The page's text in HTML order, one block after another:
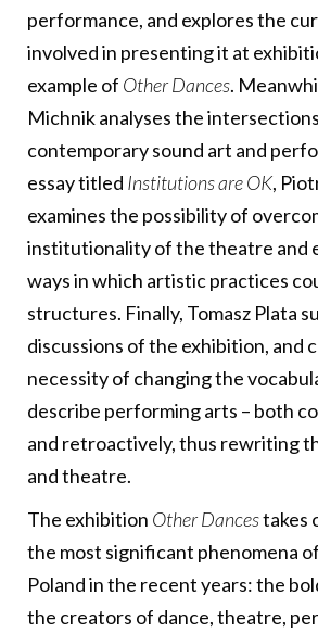
performance, and explores the
involved in presenting it at
example of Other Dances.
Michnik analyses the
contemporary sound art and
essay titled Institutions are OK,
examines the possibility of
institutionality of the theatre and
ways in which artistic practices
structures. Finally, Tomasz Plata
discussions of the exhibition, and
necessity of changing the
describe performing arts – both
and retroactively, thus rewriting
and theatre.
The exhibition Other Dancestakes
the most significant phenomena
Poland in the recent years: the
the creators of dance, theatre,